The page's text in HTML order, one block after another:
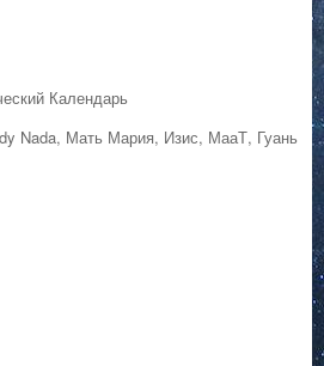
Календарь
Nada, Мать Мария, Изис, МааТ, Гуань